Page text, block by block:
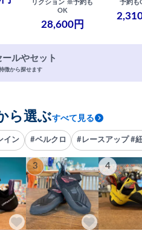
リクション ※予約も
OK
28,600円
予約も
ルやセット
徴から探せます
ら選ぶすべて見る
イン #ベルクロ #レースアップ #
3 4